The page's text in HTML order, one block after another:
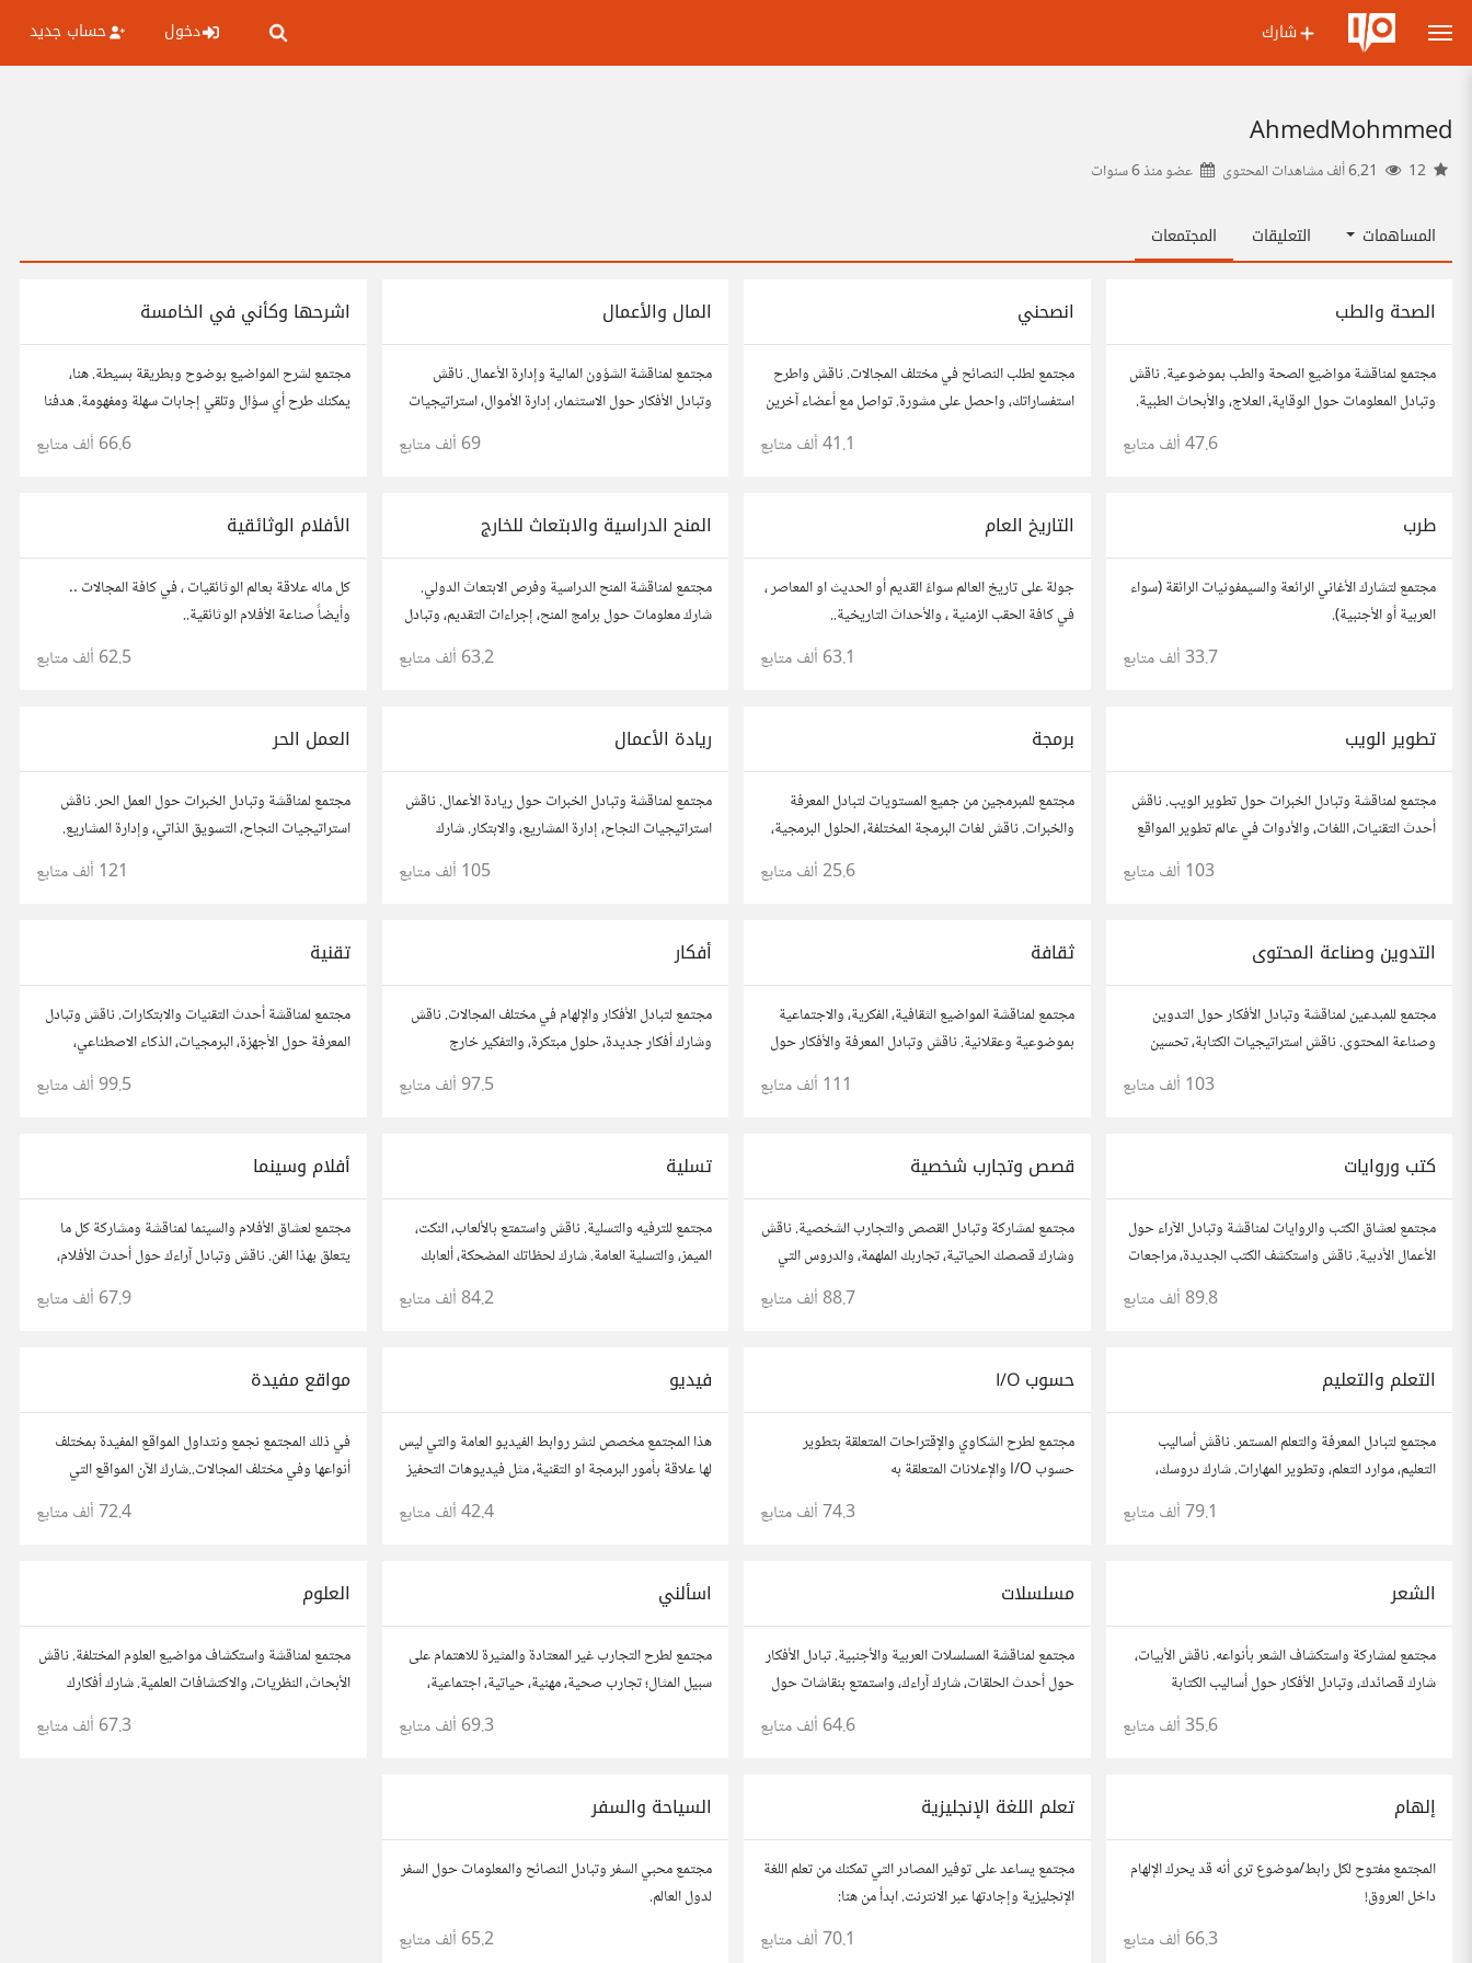
شارك دخول حساب جديد
AhmedMohmmed
عضو منذ6 سنوات
المساهمات التعليقات المجتمعات
الصحة والطب
مجتمع لمناقشة مواضيع الصحة والطب بموضوعية. ناقش
وتبادل المعلومات حول الوقاية، العلاج، والأبحاث الطبية.
شارك مقالاتك، نصائحك، وأسئلتك، وتواصل مع أشخاص
47.6 ألف متابع
انصحني
مجتمع لطلب النصائح في مختلف المجالات. ناقش واطرح
استفساراتك، واحصل على مشورة. تواصل مع أعضاء آخرين
للحصول على أفكار وحلول تساعدك في اتخاذ قراراتك.
41.1 ألف متابع
المال والأعمال
مجتمع لمناقشة الشؤون المالية وإدارة الأعمال. ناقش
وتبادل الأفكار حول الاستثمار، إدارة الأموال، استراتيجيات
النمو، وتحليل الأسواق. شارك نصائحك، تجاربك، وأسئلتك،
69 ألف متابع
اشرحها وكأني في الخامسة
مجتمع لشرح المواضيع بوضوح وبطريقة بسيطة. هنا،
يمكنك طرح أي سؤال وتلقي إجابات سهلة ومفهومة. هدفنا
هو تبسيط المعلومات لتكون سهلة على الجميع، تمامًا كما لو
66.6 ألف متابع
طرب
مجتمع لتشارك الأغاني الرائعة والسيمفونيات الرائقة (سواء
العربية أو الأجنبية).
33.7 ألف متابع
التاريخ العام
جولة على تاريخ العالم سواءً القديم أو الحديث او المعاصر ،
في كافة الحقب الزمنية ، والأحداث التاريخية..
63.1 ألف متابع
المنح الدراسية والابتعاث للخارج
مجتمع لمناقشة المنح الدراسية وفرص الابتعاث الدولي.
شارك معلومات حول برامج المنح، إجراءات التقديم، وتبادل
نصائح حول الدراسة في الخارج. استفد من تجارب الآخرين
63.2 ألف متابع
الأفلام الوثائقية
كل ماله علاقة بعالم الوثائقيات ، في كافة المجالات ..
وأيضاً صناعة الأفلام الوثائقية..
62.5 ألف متابع
تطوير الويب
مجتمع لمناقشة وتبادل الخبرات حول تطوير الويب. ناقش
أحدث التقنيات، اللغات، والأدوات في عالم تطوير المواقع
والتطبيقات. شارك مشاريعك، اسأل عن نصائح، وتعاون مع
103 ألف متابع
برمجة
مجتمع للمبرمجين من جميع المستويات لتبادل المعرفة
والخبرات. ناقش لغات البرمجة المختلفة، الحلول البرمجية،
25.6 ألف متابع
ريادة الأعمال
مجتمع لمناقشة وتبادل الخبرات حول ريادة الأعمال. ناقش
استراتيجيات النجاح، إدارة المشاريع، والابتكار. شارك
أفكارك، قصص نجاحك، وأسئلتك، وتواصل مع رواد أعمال
105 ألف متابع
العمل الحر
مجتمع لمناقشة وتبادل الخبرات حول العمل الحر. ناقش
استراتيجيات النجاح، التسويق الذاتي، وإدارة المشاريع.
شارك قصصك، نصائحك، وأسئلتك، وتواصل مع محترفين
121 ألف متابع
التدوين وصناعة المحتوى
مجتمع للمبدعين لمناقشة وتبادل الأفكار حول التدوين
وصناعة المحتوى. ناقش استراتيجيات الكتابة، تحسين
محركات البحث، وإنتاج المحتوى المرئي والمسموع. شارك
أفكارك وأسئلتك، وتواصل مع كتّاب ومبدعين آخرين.
103 ألف متابع
ثقافة
مجتمع لمناقشة المواضيع الثقافية، الفكرية، والاجتماعية
بموضوعية وعقلانية. ناقش وتبادل المعرفة والأفكار حول
111 ألف متابع
أفكار
مجتمع لتبادل الأفكار والإلهام في مختلف المجالات. ناقش
وشارك أفكار جديدة، حلول مبتكرة، والتفكير خارج
الصندوق. شارك بمقترحاتك وأسئلتك، وتواصل مع مفكرين
97.5 ألف متابع
تقنية
مجتمع لمناقشة أحدث التقنيات والابتكارات. ناقش وتبادل
المعرفة حول الأجهزة، البرمجيات، الذكاء الاصطناعي،
والأمن السيبراني. شارك أفكارك، نصائحك، وأسئلتك،
99.5 ألف متابع
كتب وروايات
مجتمع لعشاق الكتب والروايات لمناقشة وتبادل الآراء حول
الأعمال الأدبية. ناقش واستكشف الكتب الجديدة، مراجعات
الروايات، ومشاركة توصيات القراءة. شارك أفكارك،
نصائحك، وأسئلتك، وتواصل مع قراء آخرين.89.8 ألف متابع
قصص وتجارب شخصية
مجتمع لمشاركة وتبادل القصص والتجارب الشخصية. ناقش
وشارك قصصك الحياتية، تجاربك الملهمة، والدروس التي
تعلمتها. شارك تجاربك مع الآخرين، واستفد من قصصهم
88.7 ألف متابع
تسلية
مجتمع للترفيه والتسلية. ناقش واستمتع بالألعاب، النكت،
الميمز، والتسلية العامة. شارك لحظاتك المضحكة، ألعابك
المفضلة، وتفاعل مع أعضاء آخرين يبحثون عن المتعة
84.2 ألف متابع
أفلام وسينما
مجتمع لعشاق الأفلام والسينما لمناقشة ومشاركة كل ما
يتعلق بهذا الفن. ناقش وتبادل آراءك حول أحدث الأفلام،
المراجعات، والتوصيات. شارك تحليلاتك، قصصك، واستمتع
بنقاشات حول الأفلام والمخرجين والسيناريوهات.
67.9 ألف متابع
التعلم والتعليم
مجتمع لتبادل المعرفة والتعلم المستمر. ناقش أساليب
التعليم، موارد التعلم، وتطوير المهارات. شارك دروسك،
نصائحك، وأسئلتك، وتواصل مع معلمين وطلاب يسعون
79.1 ألف متابع
حسوب I/O
مجتمع لطرح الشكاوي والإقتراحات المتعلقة بتطوير
حسوب I/O والإعلانات المتعلقة به
74.3 ألف متابع
فيديو
هذا المجتمع مخصص لنشر روابط الفيديو العامة والتي ليس
لها علاقة بأمور البرمجة او التقنية، مثل فيديوهات التحفيز
42.4 ألف متابع
مواقع مفيدة
في ذلك المجتمع نجمع ونتداول المواقع المفيدة بمختلف
أنواعها وفي مختلف المجالات..شارك الآن المواقع التي
أعجبتك أو ترى أنها مفيدة :) رجاء شارك رابط مباشر
72.4 ألف متابع
الشعر
مجتمع لمشاركة واستكشاف الشعر بأنواعه. ناقش الأبيات،
شارك قصائدك، وتبادل الأفكار حول أساليب الكتابة
والشعراء المفضلين. انضم لنتبادل جمال الكلمات والإلهام
35.6 ألف متابع
مسلسلات
مجتمع لمناقشة المسلسلات العربية والأجنبية. تبادل الأفكار
حول أحدث الحلقات، شارك آراءك، واستمتع بنقاشات حول
64.6 ألف متابع
اسألني
مجتمع لطرح التجارب غير المعتادة والمثيرة للاهتمام على
سبيل المثال؛ تجارب صحية، مهنية، حياتية، اجتماعية،
69.3 ألف متابع
العلوم
مجتمع لمناقشة واستكشاف مواضيع العلوم المختلفة. ناقش
الأبحاث، النظريات، والاكتشافات العلمية. شارك أفكارك
وأسئلتك، وتواصل مع مهتمين وعلماء في مختلف
67.3 ألف متابع
إلهام
المجتمع مفتوح لكل رابط/موضوع ترى أنه قد يحرك الإلهام
داخل العروق!
66.3 ألف متابع
تعلم اللغة الإنجليزية
مجتمع يساعد على توفير المصادر التي تمكنك من تعلم اللغة
الإنجليزية وإجادتها عبر الانترنت. ابدأ من هنا:
https://io.hsoub.com/go/53915
70.1 ألف متابع
السياحة والسفر
مجتمع محبي السفر وتبادل النصائح والمعلومات حول السفر
لدول العالم.
65.2 ألف متابع